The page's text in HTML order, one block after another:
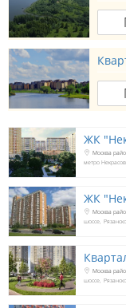
ЖК
Москва
метро
ЖК
Москва
шоссе
Москва
шоссе